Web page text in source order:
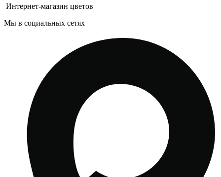
Интернет-магазин цветов
Мы в социальных сетях